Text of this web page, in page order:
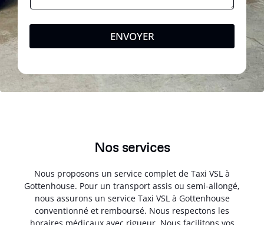
ENVOYER
Nos services
Nous proposons un service complet de Taxi VSL à
Gottenhouse. Pour un transport assis ou semi-allongé,
nous assurons un service Taxi VSL à Gottenhouse
conventionné et remboursé. Nous respectons les